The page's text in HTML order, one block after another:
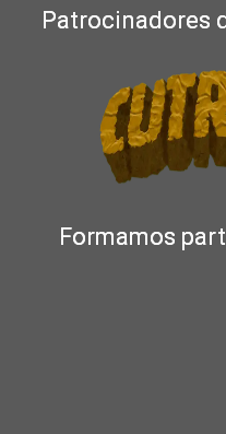
Patrocinadores
Formamos